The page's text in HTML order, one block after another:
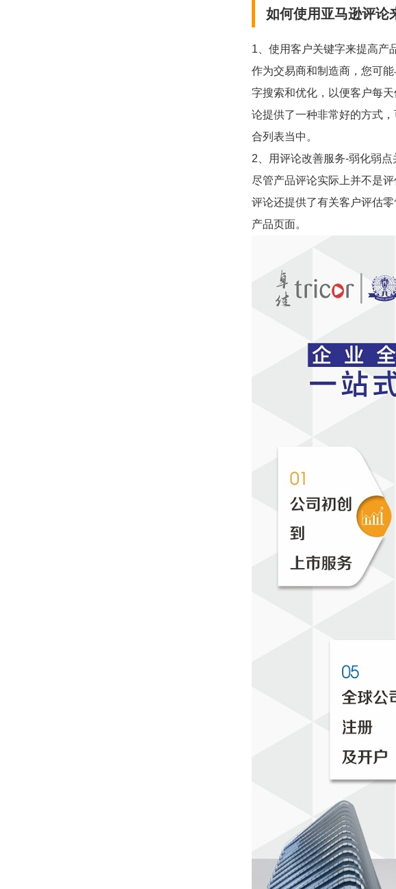
如何使用亚马逊评论
1、使用客户关键字来提高产
作为交易商和制造商，您可
字搜索和优化，以便客户每
论提供了一种非常好的方式
合列表当中。
2、用评论改善服务-弱化弱点
尽管产品评论实际上并不是
评论还提供了有关客户评估
产品页面。